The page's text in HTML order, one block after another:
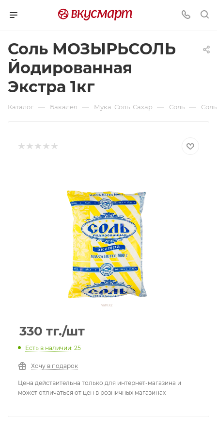
Соль МОЗЫРЬСОЛЬ
Йодированная
Экстра 1кг
Каталог — Бакалея — Мука. Соль. Сахар — Соль —
330 тг./шт
Есть в наличии: 25
Хочу в подарок
Цена действительна только для интернет-магазина и
может отличаться от цен в розничных магазинах